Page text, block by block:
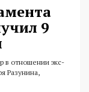
9
в отношении экс-
Разунина,